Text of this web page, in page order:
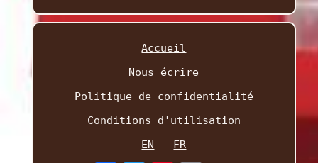
Accueil
Nous écrire
Politique de confidentialité
Conditions d'utilisation
EN
FR